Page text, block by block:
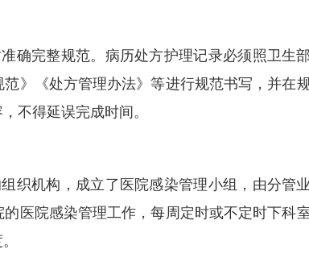
确完整规范。病历处方护理记录必须照卫生部
》《处方管理办法》等进行规范书写，并在
不得延误完成时间。
织机构，成立了医院感染管理小组，由分管业
医院感染管理工作，每周定时或不定时下科